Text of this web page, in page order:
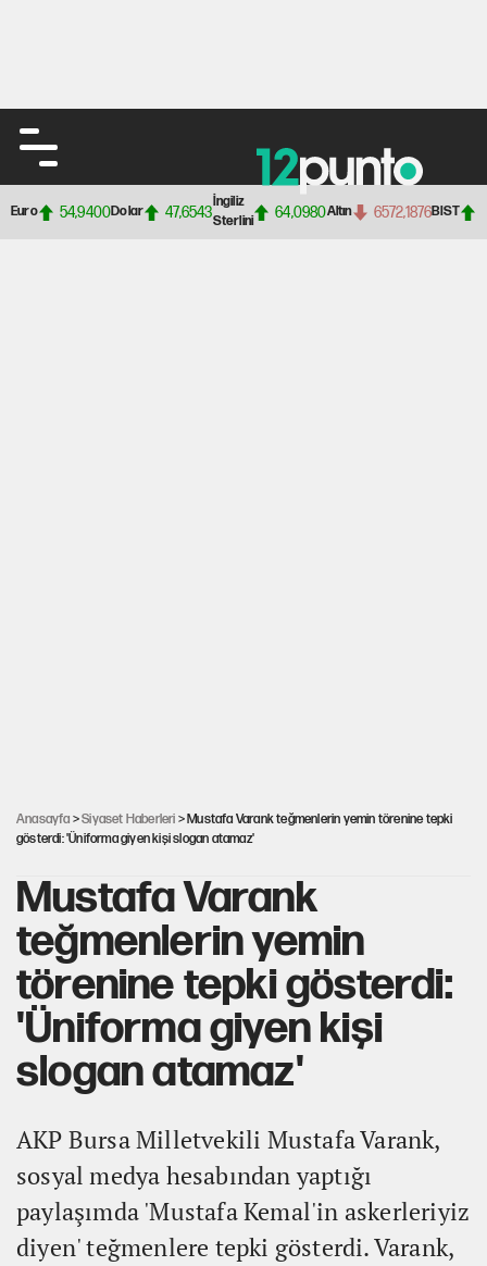
Euro 54,9400Dolar 47,6543
İngiliz
Sterlini
64,0980Altın 6572,1876BIST
Anasayfa >Siyaset Haberleri > Mustafa Varank teğmenlerin yemin törenine tepki
gösterdi: 'Üniforma giyen kişi slogan atamaz'
Mustafa Varank
teğmenlerin yemin
törenine tepki gösterdi:
'Üniforma giyen kişi
slogan atamaz'
AKP Bursa Milletvekili Mustafa Varank,
sosyal medya hesabından yaptığı
paylaşımda 'Mustafa Kemal'in askerleriyiz
diyen' teğmenlere tepki gösterdi. Varank,